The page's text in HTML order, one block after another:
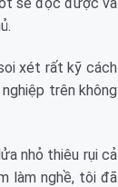
xét rất kỹ cách
trên không
nhỏ thiêu rụi cả
làm nghề, tôi đã